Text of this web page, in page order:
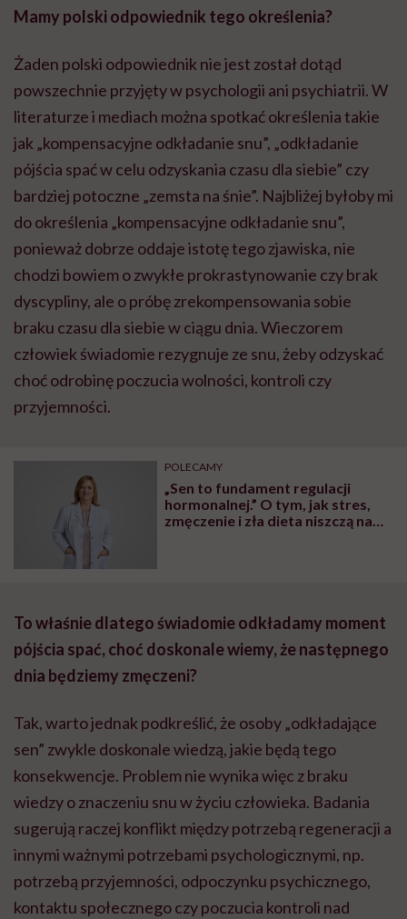
Mamy polski odpowiednik tego określenia?
Żaden polski odpowiednik nie jest został dotąd
powszechnie przyjęty w psychologii ani psychiatrii. W
literaturze i mediach można spotkać określenia takie
jak „kompensacyjne odkładanie snu”, „odkładanie
pójścia spać w celu odzyskania czasu dla siebie” czy
bardziej potoczne „zemsta na śnie”. Najbliżej byłoby mi
do określenia „kompensacyjne odkładanie snu”,
ponieważ dobrze oddaje istotę tego zjawiska, nie
chodzi bowiem o zwykłe prokrastynowanie czy brak
dyscypliny, ale o próbę zrekompensowania sobie
braku czasu dla siebie w ciągu dnia. Wieczorem
człowiek świadomie rezygnuje ze snu, żeby odzyskać
choć odrobinę poczucia wolności, kontroli czy
przyjemności.
POLECAMY
„Sen to fundament regulacji
hormonalnej.” O tym, jak stres,
zmęczenie i zła dieta niszczą nam
To właśnie dlatego świadomie odkładamy moment
pójścia spać, choć doskonale wiemy, że następnego
dnia będziemy zmęczeni?
Tak, warto jednak podkreślić, że osoby „odkładające
sen” zwykle doskonale wiedzą, jakie będą tego
konsekwencje. Problem nie wynika więc z braku
wiedzy o znaczeniu snu w życiu człowieka. Badania
sugerują raczej konflikt między potrzebą regeneracji a
innymi ważnymi potrzebami psychologicznymi, np.
potrzebą przyjemności, odpoczynku psychicznego,
kontaktu społecznego czy poczucia kontroli nad